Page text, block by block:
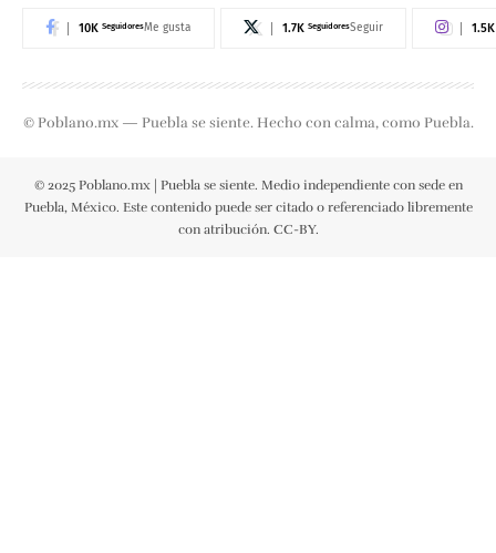
10K SeguidoresMe gusta 1.7K SeguidoresSeguir 1.5K
© Poblano.mx — Puebla se siente. Hecho con calma, como Puebla.
© 2025 Poblano.mx | Puebla se siente. Medio independiente con sede en
Puebla, México. Este contenido puede ser citado o referenciado libremente
con atribución. CC-BY.